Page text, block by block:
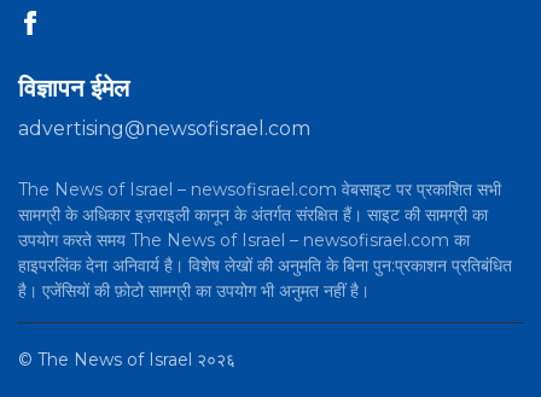
विज्ञापन ईमेल
advertising@newsofisrael.com
The News of Israel – newsofisrael.com वेबसाइट पर प्रकाशित सभी
सामग्री के अधिकार इज़राइली कानून के अंतर्गत संरक्षित हैं। साइट की सामग्री का
उपयोग करते समय The News of Israel – newsofisrael.com का
हाइपरलिंक देना अनिवार्य है। विशेष लेखों की अनुमति के बिना पुन:प्रकाशन प्रतिबंधित
है। एजेंसियों की फ़ोटो सामग्री का उपयोग भी अनुमत नहीं है।
© The News of Israel २०२६